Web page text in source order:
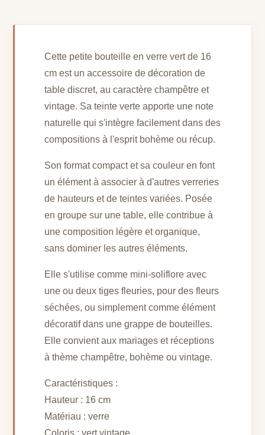
Cette petite bouteille en verre vert de 16
cm est un accessoire de décoration de
table discret, au caractère champêtre et
vintage. Sa teinte verte apporte une note
naturelle qui s'intègre facilement dans des
compositions à l'esprit bohème ou récup.
Son format compact et sa couleur en font
un élément à associer à d'autres verreries
de hauteurs et de teintes variées. Posée
en groupe sur une table, elle contribue à
une composition légère et organique,
sans dominer les autres éléments.
Elle s'utilise comme mini-soliflore avec
une ou deux tiges fleuries, pour des fleurs
séchées, ou simplement comme élément
décoratif dans une grappe de bouteilles.
Elle convient aux mariages et réceptions
à thème champêtre, bohème ou vintage.
Caractéristiques :
Hauteur : 16 cm
Matériau : verre
Coloris : vert vintage